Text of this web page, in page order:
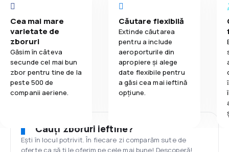
Cea mai mare
varietate de
zboruri
Găsim în câteva
secunde cel mai bun
zbor pentru tine de la
peste 500 de
companii aeriene.
Căutare flexibilă
Extinde căutarea
pentru a include
aeroporturile din
apropiere și alege
date flexibile pentru
a găsi cea mai ieftină
opțiune.
Cauți zboruri ieftine?
Ești în locul potrivit. În fiecare zi comparăm sute de
oferte ca să ți le oferim pe cele mai bune! Descoperă!